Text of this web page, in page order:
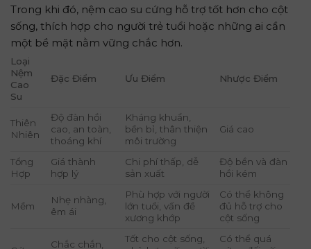
Trong khi đó, nệm cao su cứng hỗ trợ tốt hơn cho cột
sống, thích hợp cho người trẻ tuổi hoặc những ai cần
một bề mặt nằm vững chắc hơn.
Loại
Nệm
Cao
Su
Đặc Điểm Ưu Điểm Nhược Điểm
Thiên
Nhiên
Độ đàn hồi
cao, an toàn,
thoáng khí
Kháng khuẩn,
bền bỉ, thân thiện
môi trường
Giá cao
Tổng
Hợp
Giá thành
hợp lý
Chi phí thấp, dễ
sản xuất
Độ bền và đàn
hồi kém
Mềm
Nhẹ nhàng,
êm ái
Phù hợp với người
lớn tuổi, vấn đề
xương khớp
Có thể không
đủ hỗ trợ cho
cột sống
Chắc chắn,
Tốt cho cột sống,
Có thể quá